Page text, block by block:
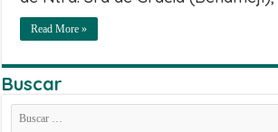
Read More »
Buscar